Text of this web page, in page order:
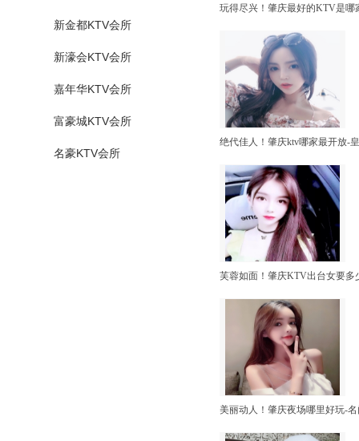
新金都KTV会所
新濠会KTV会所
嘉年华KTV会所
富豪城KTV会所
名豪KTV会所
玩得尽兴！肇庆最好的KTV是
绝代佳人！肇庆ktv哪家最开放-
芙蓉如面！肇庆KTV出台女要
美丽动人！肇庆夜场哪里好玩-